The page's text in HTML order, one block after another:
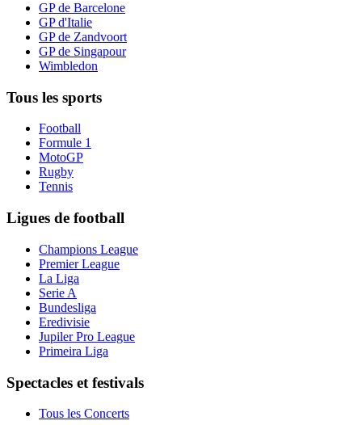
GP de Barcelone
GP d'Italie
GP de Zandvoort
GP de Singapour
Wimbledon
Tous les sports
Football
Formule 1
MotoGP
Rugby
Tennis
Ligues de football
Champions League
Premier League
La Liga
Serie A
Bundesliga
Eredivisie
Jupiler Pro League
Primeira Liga
Spectacles et festivals
Tous les Concerts